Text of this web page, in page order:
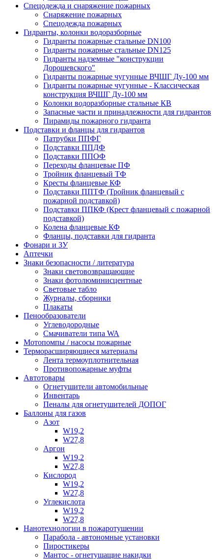
Спецодежда и снаряжение пожарных
Снаряжение пожарных
Спецодежда пожарных
Гидранты, колонки водоразборные
Гидранты пожарные стальные DN100
Гидранты пожарные стальные DN125
Гидранты надземные "конструкции
Дорошевского"
Гидранты пожарные чугунные ВЧШГ Ду-100 мм
Гидранты пожарные чугунные - Классическая
конструкция ВЧШГ Ду-100 мм
Колонки водоразборные стальные КВ
Запасные части и принадлежности для гидрантов
Пирамиды пожарного гидранта
Подставки и фланцы для гидрантов
Патрубки ППФГ
Подставки ППДФ
Подставки ППОФ
Переходы фланцевые ПФ
Тройник фланцевый ТФ
Кресты фланцевые КФ
Подставки ППТФ (Тройник фланцевый с
пожарной подставкой)
Подставки ППКФ (Крест фланцевый с пожарной
подставкой)
Колена фланцевые КФ
Фланцы, подставки для гидранта
Фонари и ЗУ
Аптечки
Знаки безопасности / литература
Знаки световозвращающие
Знаки фотолюминисцентные
Световые табло
Журналы, сборники
Плакаты
Пенообразователи
Углеводородные
Смачиватели типа WA
Мотопомпы / насосы пожарные
Терморасширяющиеся материалы
Лента термоуплотнительная
Противопожарные муфты
Автотовары
Огнетушители автомобильные
Инвентарь
Пеналы для огнетушителей ДОПОГ
Баллоны для газов
Азот
W19,2
W27,8
Аргон
W19,2
W27,8
Кислород
W19,2
W27,8
Углекислота
W19,2
W27,8
Нанотехнологии в пожаротушении
Парабола - автономные установки
Пиростикеры
Мантос - огнетушащие накидки